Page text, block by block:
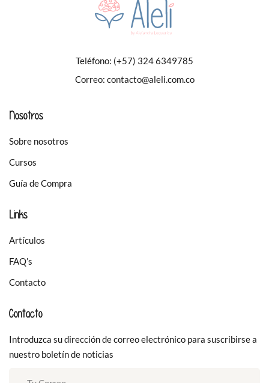
Teléfono: (+57) 324 6349785
Correo: contacto@aleli.com.co
Nosotros
Sobre nosotros
Cursos
Guía de Compra
Links
Artículos
FAQ’s
Contacto
Contacto
Introduzca su dirección de correo electrónico para suscribirse a
nuestro boletín de noticias